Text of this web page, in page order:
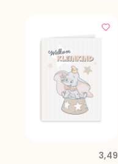
3,49